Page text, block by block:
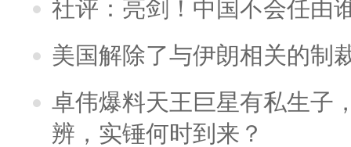
社评：亮剑！中国不会任由
美国解除了与伊朗相关的制
卓伟爆料天王巨星有私生子
辨，实锤何时到来？